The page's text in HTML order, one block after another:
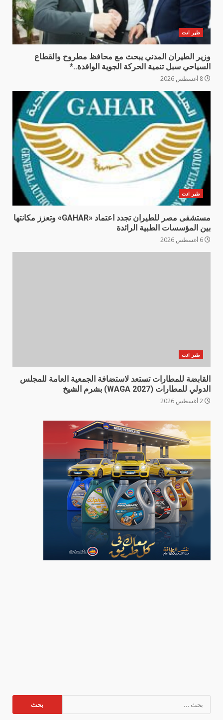
طير انت
وزير الطيران المدني يبحث مع محافظ مطروح والقطاع
السياحي سبل تنمية الحركة الجوية الوافدة..*
طير انت
مستشفى مصر للطيران تجدد اعتماد «GAHAR» وتعزز مكانتها
بين المؤسسات الطبية الرائدة
طير انت
القابضة للمطارات تستعد لاستضافة الجمعية العامة للمجلس
الدولي للمطارات (WAGA 2027) بشرم الشيخ
عن: